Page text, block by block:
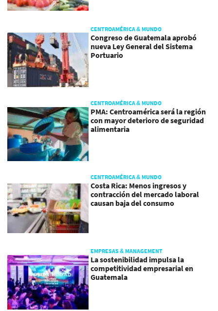
CENTROAMÉRICA & MUNDO
Congreso de Guatemala aprobó
nueva Ley General del Sistema
Portuario
CENTROAMÉRICA & MUNDO
PMA: Centroamérica será la región
con mayor deterioro de seguridad
alimentaria
CENTROAMÉRICA & MUNDO
Costa Rica: Menos ingresos y
contracción del mercado laboral
causan baja del consumo
EMPRESAS & MANAGEMENT
La sostenibilidad impulsa la
competitividad empresarial en
Guatemala